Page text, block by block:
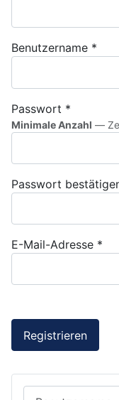
Benutzername *
Passwort *
Minimale Anzahl —
Passwort
E-Mail-Adresse *
Registrieren